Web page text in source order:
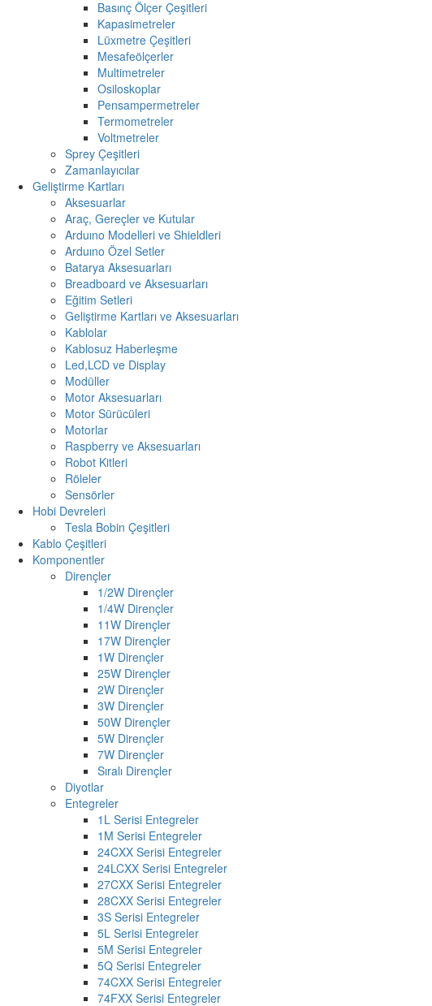
Basınç Ölçer Çeşitleri
Kapasimetreler
Lüxmetre Çeşitleri
Mesafeölçerler
Multimetreler
Osiloskoplar
Pensampermetreler
Termometreler
Voltmetreler
Sprey Çeşitleri
Zamanlayıcılar
Geliştirme Kartları
Aksesuarlar
Araç, Gereçler ve Kutular
Arduıno Modelleri ve Shieldleri
Arduıno Özel Setler
Batarya Aksesuarları
Breadboard ve Aksesuarları
Eğitim Setleri
Geliştirme Kartları ve Aksesuarları
Kablolar
Kablosuz Haberleşme
Led,LCD ve Display
Modüller
Motor Aksesuarları
Motor Sürücüleri
Motorlar
Raspberry ve Aksesuarları
Robot Kitleri
Röleler
Sensörler
Hobi Devreleri
Tesla Bobin Çeşitleri
Kablo Çeşitleri
Komponentler
Dirençler
1/2W Dirençler
1/4W Dirençler
11W Dirençler
17W Dirençler
1W Dirençler
25W Dirençler
2W Dirençler
3W Dirençler
50W Dirençler
5W Dirençler
7W Dirençler
Sıralı Dirençler
Diyotlar
Entegreler
1L Serisi Entegreler
1M Serisi Entegreler
24CXX Serisi Entegreler
24LCXX Serisi Entegreler
27CXX Serisi Entegreler
28CXX Serisi Entegreler
3S Serisi Entegreler
5L Serisi Entegreler
5M Serisi Entegreler
5Q Serisi Entegreler
74CXX Serisi Entegreler
74FXX Serisi Entegreler